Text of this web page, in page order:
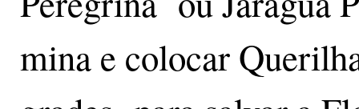
mina e colocar